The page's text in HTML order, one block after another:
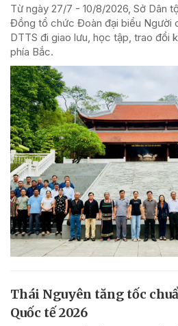
Từ ngày 27/7 - 10/8/2026, Sở Dân
Đồng tổ chức Đoàn đại biểu Người
DTTS đi giao lưu, học tập, trao đổi
phía Bắc.
Thái Nguyên tăng tốc
Quốc tế 2026